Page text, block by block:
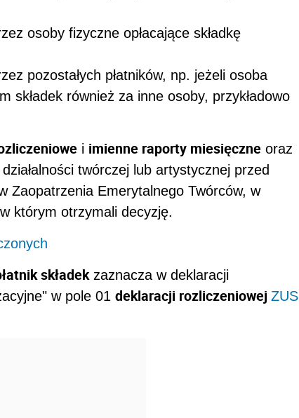
osoby fizyczne opłacające składkę
pozostałych płatników, np. jeżeli osoba
składek również za inne osoby, przykładowo
i imienne raporty miesięczne oraz
twórczej lub artystycznej przed
Zaopatrzenia Emerytalnego Twórców, w
którym otrzymali decyzję.
składekzaznacza w deklaracji
w pole 01 deklaracji rozliczeniowej ZUS